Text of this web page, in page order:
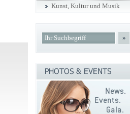
Kunst, Kultur und Musik
»